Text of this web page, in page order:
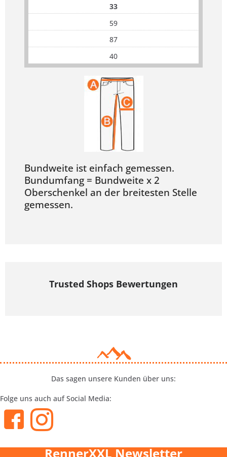
33
59
87
40
Bundweite ist einfach gemessen.
Bundumfang = Bundweite x 2
Oberschenkel an der breitesten Stelle
gemessen.
Trusted Shops Bewertungen
Das sagen unsere Kunden über uns:
Folge uns auch auf Social Media:
RennerXXL Newsletter